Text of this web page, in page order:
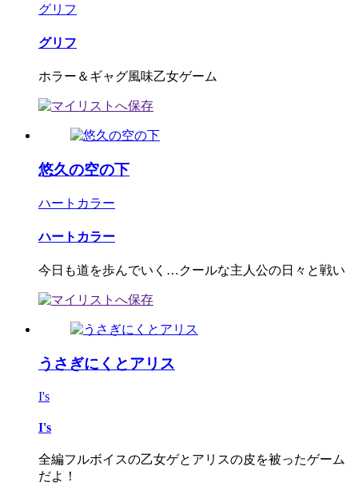
グリフ
グリフ
ホラー＆ギャグ風味乙女ゲーム
悠久の空の下
ハートカラー
ハートカラー
今日も道を歩んでいく…クールな主人公の日々と戦い
うさぎにくとアリス
I's
I's
全編フルボイスの乙女ゲとアリスの皮を被ったゲーム
だよ！